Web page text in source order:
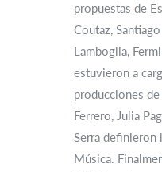
propuestas de
Coutaz,
Lamboglia,
estuvieron a
producciones de
Ferrero, Julia
Serra definieron
Música.